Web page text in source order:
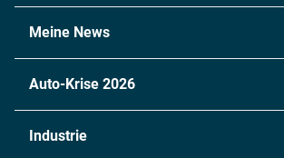
Meine News
Auto-Krise 2026
Industrie